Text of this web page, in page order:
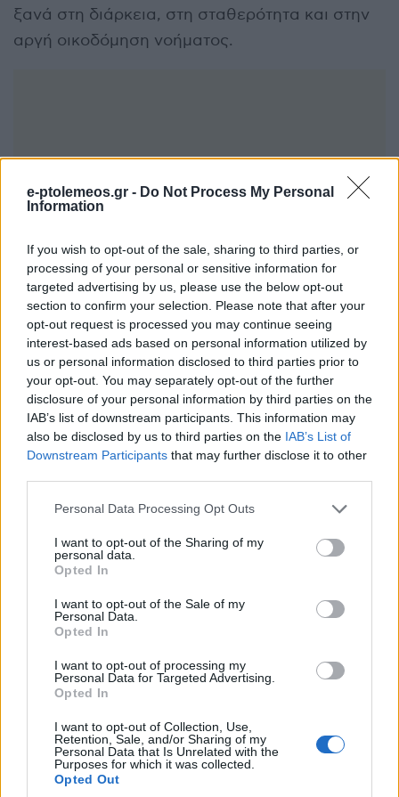
e-ptolemeos.gr - Do Not Process My Personal
Information
If you wish to opt-out of the sale, sharing to third parties, or
processing of your personal or sensitive information for
targeted advertising by us, please use the below opt-out
section to confirm your selection. Please note that after your
opt-out request is processed you may continue seeing
interest-based ads based on personal information utilized by
us or personal information disclosed to third parties prior to
your opt-out. You may separately opt-out of the further
disclosure of your personal information by third parties on the
IAB’s list of downstream participants. This information may
also be disclosed by us to third parties on the IAB’s List of
Downstream Participants that may further disclose it to other
Please note that this website/app uses one or more Google
not limited to your visit or usage behaviour. You may click to
grant or deny consent to Google and its third-party tags to
use your data for below specified purposes in below Google
consent section.
Personal Data Processing Opt Outs
I want to opt-out of the Sharing of my
personal data.
Opted In
I want to opt-out of the Sale of my
Personal Data.
Opted In
I want to opt-out of processing my
Personal Data for Targeted Advertising.
Opted In
I want to opt-out of Collection, Use,
Retention, Sale, and/or Sharing of my
Personal Data that Is Unrelated with the
Purposes for which it was collected.
Opted Out
ξανά στη διάρκεια, στη σταθερότητα και στην
αργή οικοδόμηση νοήματος.